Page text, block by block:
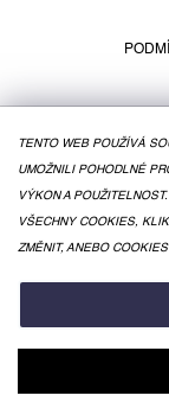
TENTO WEB POUŽÍVÁ
UMOŽNILI POHODLNÉ
VÝKON A
VŠECHNY COOKIES,
ZMĚNIT, ANEBO